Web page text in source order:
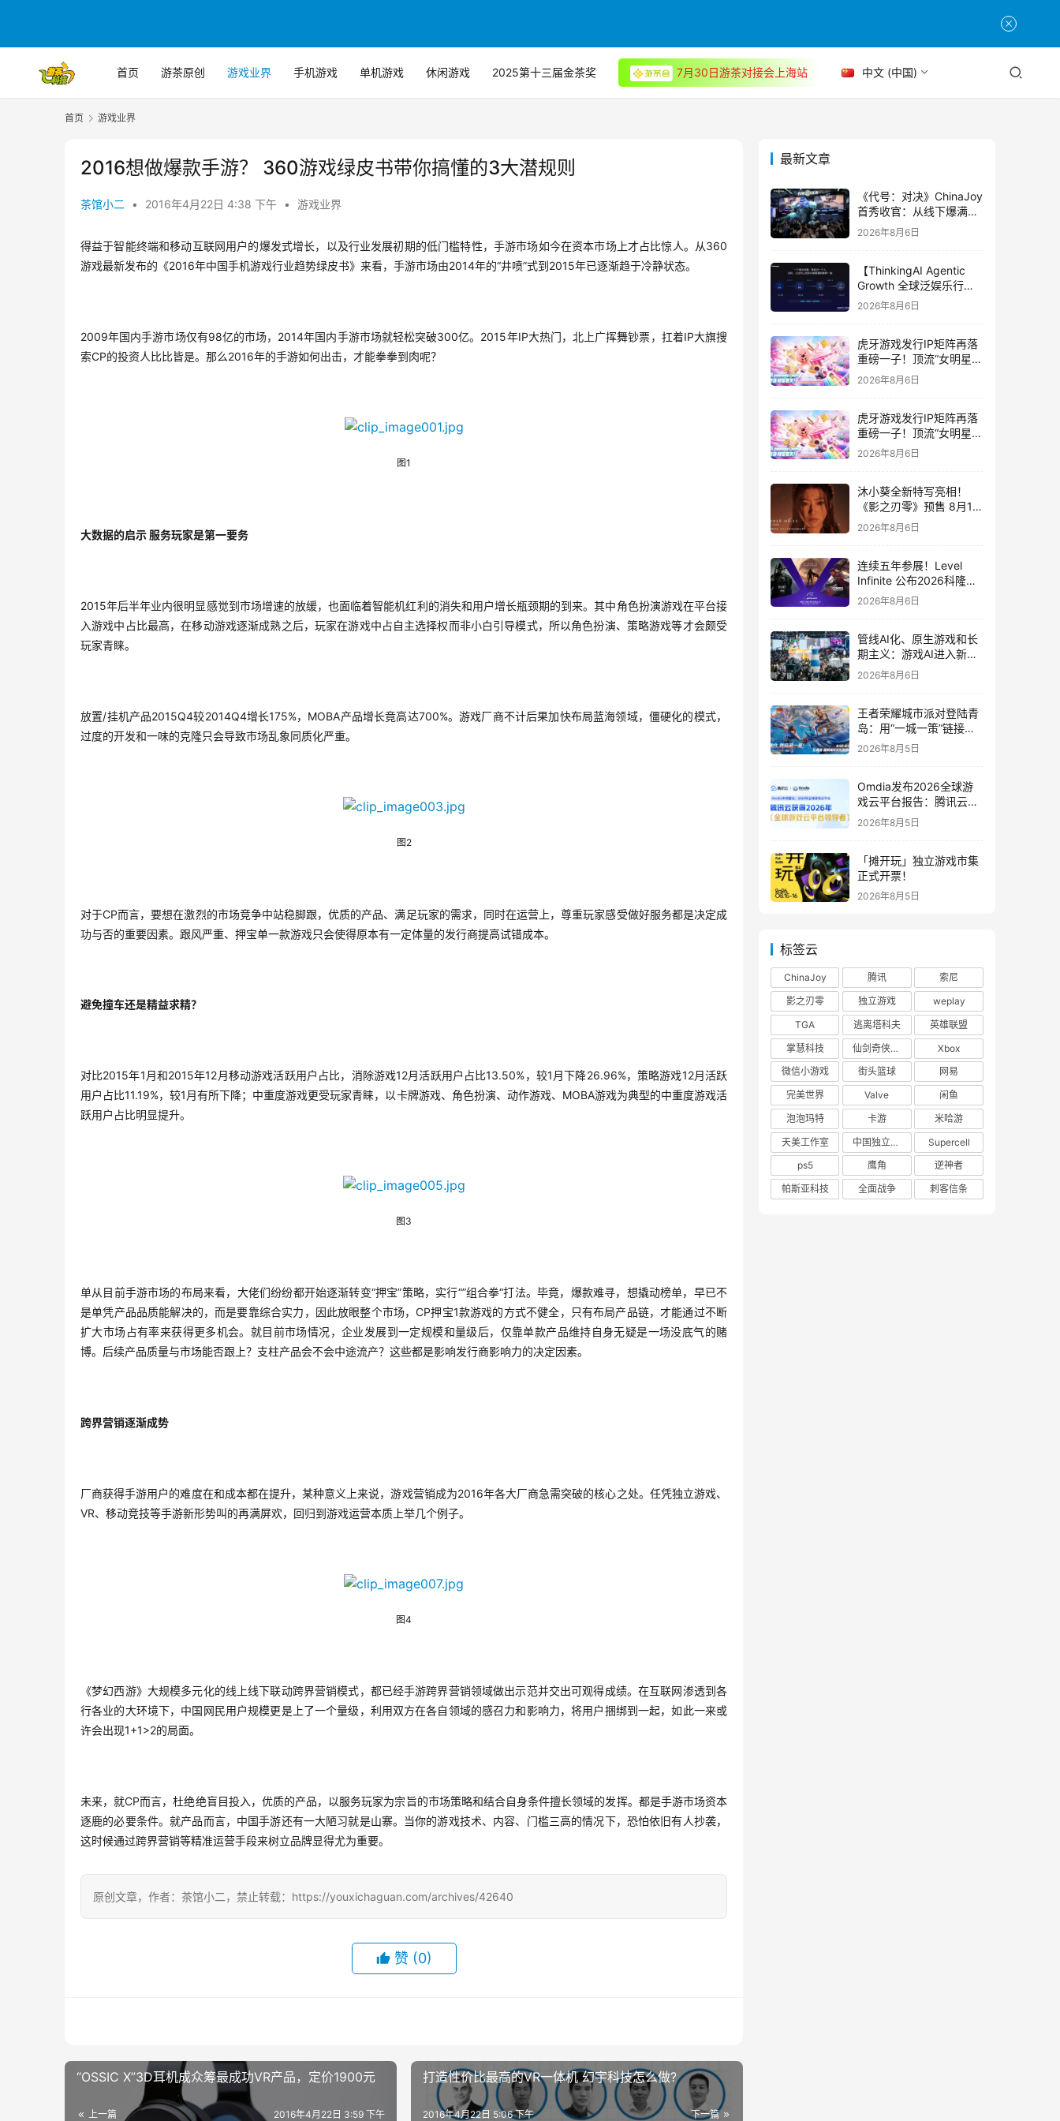
首页 游茶原创 游戏业界 手机游戏 单机游戏 休闲游戏 2025第十三届金茶奖 7月30日游茶对接会上海站 中文 (中国)
首页 游戏业界
2016想做爆款手游？ 360游戏绿皮书带你搞懂的3大潜规则
茶馆小二 • 2016年4月22日 4:38 下午 • 游戏业界
得益于智能终端和移动互联网用户的爆发式增长，以及行业发展初期的低门槛特性，手游市场如今在资本市场上才占比惊人。从360
游戏最新发布的《2016年中国手机游戏行业趋势绿皮书》来看，手游市场由2014年的“井喷”式到2015年已逐渐趋于冷静状态。
2009年国内手游市场仅有98亿的市场，2014年国内手游市场就轻松突破300亿。2015年IP大热门，北上广挥舞钞票，扛着IP大旗搜
索CP的投资人比比皆是。那么2016年的手游如何出击，才能拳拳到肉呢？
图1
大数据的启示 服务玩家是第一要务
2015年后半年业内很明显感觉到市场增速的放缓，也面临着智能机红利的消失和用户增长瓶颈期的到来。其中角色扮演游戏在平台接
入游戏中占比最高，在移动游戏逐渐成熟之后，玩家在游戏中占自主选择权而非小白引导模式，所以角色扮演、策略游戏等才会颇受
玩家青睐。
放置/挂机产品2015Q4较2014Q4增长175%，MOBA产品增长竟高达700%。游戏厂商不计后果加快布局蓝海领域，僵硬化的模式，
过度的开发和一味的克隆只会导致市场乱象同质化严重。
图2
对于CP而言，要想在激烈的市场竞争中站稳脚跟，优质的产品、满足玩家的需求，同时在运营上，尊重玩家感受做好服务都是决定成
功与否的重要因素。跟风严重、押宝单一款游戏只会使得原本有一定体量的发行商提高试错成本。
避免撞车还是精益求精？
对比2015年1月和2015年12月移动游戏活跃用户占比，消除游戏12月活跃用户占比13.50%，较1月下降26.96%，策略游戏12月活跃
用户占比11.19%，较1月有所下降；中重度游戏更受玩家青睐，以卡牌游戏、角色扮演、动作游戏、MOBA游戏为典型的中重度游戏活
跃用户占比明显提升。
图3
单从目前手游市场的布局来看，大佬们纷纷都开始逐渐转变“押宝”策略，实行“”组合拳“打法。毕竟，爆款难寻，想撬动榜单，早已不
是单凭产品品质能解决的，而是要靠综合实力，因此放眼整个市场，CP押宝1款游戏的方式不健全，只有布局产品链，才能通过不断
扩大市场占有率来获得更多机会。就目前市场情况，企业发展到一定规模和量级后，仅靠单款产品维持自身无疑是一场没底气的赌
博。后续产品质量与市场能否跟上？支柱产品会不会中途流产？这些都是影响发行商影响力的决定因素。
跨界营销逐渐成势
厂商获得手游用户的难度在和成本都在提升，某种意义上来说，游戏营销成为2016年各大厂商急需突破的核心之处。任凭独立游戏、
VR、移动竞技等手游新形势叫的再满屏欢，回归到游戏运营本质上举几个例子。
图4
《梦幻西游》大规模多元化的线上线下联动跨界营销模式，都已经手游跨界营销领域做出示范并交出可观得成绩。在互联网渗透到各
行各业的大环境下，中国网民用户规模更是上了一个量级，利用双方在各自领域的感召力和影响力，将用户捆绑到一起，如此一来或
许会出现1+1>2的局面。
未来，就CP而言，杜绝绝盲目投入，优质的产品，以服务玩家为宗旨的市场策略和结合自身条件擅长领域的发挥。都是手游市场资本
逐鹿的必要条件。就产品而言，中国手游还有一大陋习就是山寨。当你的游戏技术、内容、门槛三高的情况下，恐怕依旧有人抄袭，
这时候通过跨界营销等精准运营手段来树立品牌显得尤为重要。
原创文章，作者：茶馆小二，禁止转载：https://youxichaguan.com/archives/42640
赞 (0)
“OSSIC X”3D耳机成众筹最成功VR产品，定价1900元
上一篇 2016年4月22日 3:59 下午
打造性价比最高的VR一体机 幻宇科技怎么做?
下一篇
2016年4月22日 5:06 下午
最新文章
《代号：对决》ChinaJoy
首秀收官：从线下爆满看
见玩家的真实期待
2026年8月6日
【ThinkingAI Agentic
Growth 全球泛娱乐行业
峰会】Agent 时代，人到
2026年8月6日
虎牙游戏发行IP矩阵再落
重磅一子！顶流“女明星”
ZANMANG LOOPY 正版
3D消除手游《消消奇遇》
2026年8月6日
虎牙游戏发行IP矩阵再落
重磅一子！顶流“女明星”
ZANMANG LOOPY 正版
2026年8月6日
沐小葵全新特写亮相！
《影之刃零》预售 8月12
日开启
2026年8月6日
连续五年参展！Level
Infinite 公布2026科隆游
戏展产品阵容
2026年8月6日
管线AI化、原生游戏和长
期主义：游戏AI进入新共
识时代
2026年8月6日
王者荣耀城市派对登陆青
岛：用“一城一策”链接海
洋场景，以双向奔赴带动
2026年8月5日
Omdia发布2026全球游
戏云平台报告：腾讯云连
续两年入选“领导者”象限
2026年8月5日
「摊开玩」独立游戏市集
正式开票！
2026年8月5日
标签云
ChinaJoy 腾讯
索尼
影之刃零
独立游戏
weplay
TGA
逃离塔科夫
英雄联盟
掌慧科技
仙剑奇侠传四
Xbox
微信小游戏
街头篮球
网易
完美世界
Valve
闲鱼
泡泡玛特
卡游
米哈游
天美工作室
中国独立游戏联盟
Supercell
ps5
鹰角
逆神者
帕斯亚科技
全面战争 刺客信条